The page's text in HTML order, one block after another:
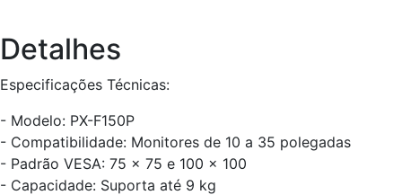
Detalhes
Especificações Técnicas:
- Modelo: PX-F150P
- Compatibilidade: Monitores de 10 a 35 polegadas
- Padrão VESA: 75 x 75 e 100 x 100
- Capacidade: Suporta até 9 kg